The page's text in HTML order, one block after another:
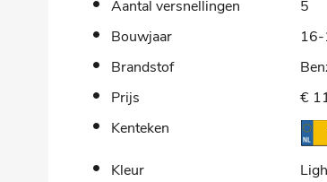
Aantal versnellingen
5
Bouwjaar
Brandstof
Prijs
€
Kenteken
Kleur